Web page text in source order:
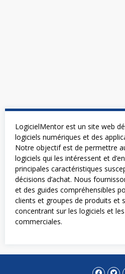
LogicielMentor est un site web
logiciels numériques et des
Notre objectif est de permettre
logiciels qui les intéressent et
principales caractéristiques
décisions d’achat. Nous
et des guides compréhensibles
clients et groupes de produits et
concentrant sur les logiciels et
commerciales.